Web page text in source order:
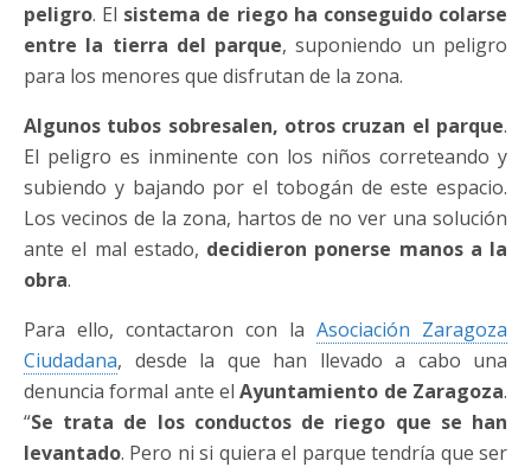
peligro. El sistema de riego ha conseguido colarse
entre la tierra del parque, suponiendo un peligro
para los menores que disfrutan de la zona.
Algunos tubos sobresalen, otros cruzan el parque.
El peligro es inminente con los niños correteando y
subiendo y bajando por el tobogán de este espacio.
Los vecinos de la zona, hartos de no ver una solución
ante el mal estado, decidieron ponerse manos a la
obra.
Para ello, contactaron con la Asociación Zaragoza
Ciudadana, desde la que han llevado a cabo una
denuncia formal ante elAyuntamiento de Zaragoza.
“Se trata de los conductos de riego que se han
levantado. Pero ni si quiera el parque tendría que ser